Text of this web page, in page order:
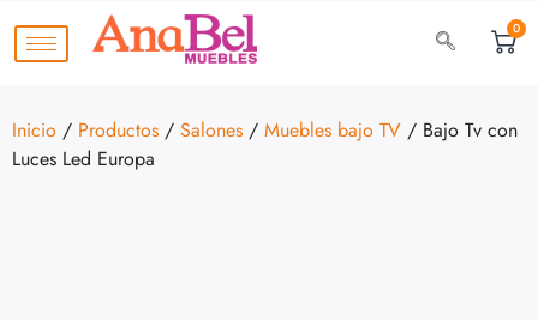
0
Inicio / Productos / Salones / Muebles bajo TV / Bajo Tv con
Luces Led Europa